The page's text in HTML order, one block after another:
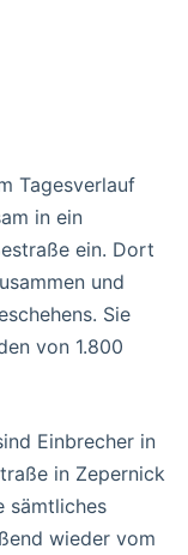
Tagesverlauf
in ein
ein. Dort
und
Sie
von 1.800
Einbrecher in
in Zepernick
sämtliches
wieder vom